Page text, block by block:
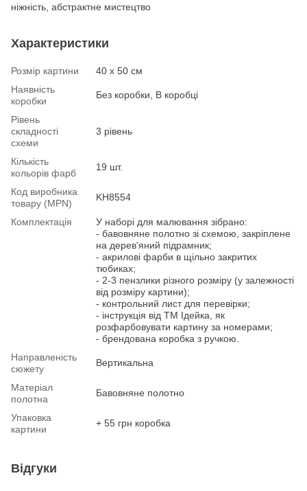
ніжність, абстрактне мистецтво
Характеристики
Розмір картини
40 х 50 см
Наявність
коробки
Без коробки, В коробці
Рівень
складності
схеми
3 рівень
Кількість
кольорів фарб
19 шт.
Код виробника
товару (MPN)
KH8554
Комплектація
У наборі для малювання зібрано:
- бавовняне полотно зі схемою, закріплене
на дерев'яний підрамник;
- акрилові фарби в щільно закритих
тюбиках;
- 2-3 пензлики різного розміру (у залежності
від розміру картини);
- контрольний лист для перевірки;
- інструкція від ТМ Ідейка, як
розфарбовувати картину за номерами;
- брендована коробка з ручкою.
Направленість
сюжету
Вертикальна
Матеріал
полотна
Бавовняне полотно
Упаковка
картини
+ 55 грн коробка
Відгуки